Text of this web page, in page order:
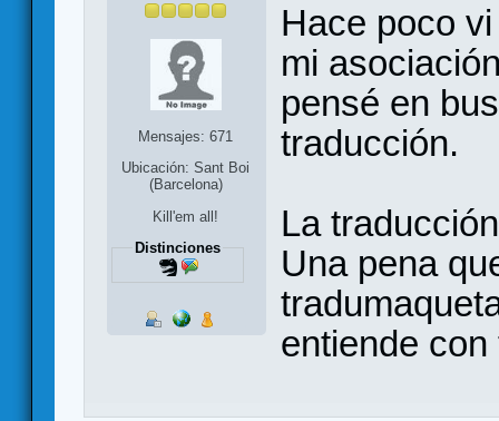
Mensajes: 671
Ubicación: Sant Boi
(Barcelona)
Kill'em all!
Distinciones
Hace poco
mi
pensé en
traducción.
La
Una pena
entiende